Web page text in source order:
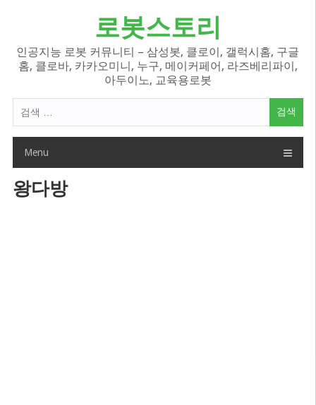
로봇스토리
인공지능 로봇 커뮤니티 – 삼성봇, 클로이, 갤럭시홈, 구글
홈, 클로바, 카카오미니, 누구, 메이커페어, 라즈베리파이,
아두이노, 교육용로봇
색
Menu
왕다방